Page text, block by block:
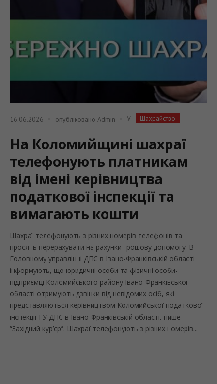
16.06.2026 опубліковано Admin У Шахрайство
На Коломийщині шахраї
телефонують платникам
від імені керівництва
податкової інспекції та
вимагають кошти
Шахраї телефонують з різних номерів телефонів та
просять перерахувати на рахунки грошову допомогу. В
Головному управлінні ДПС в Івано-Франківській області
інформують, що юридичні особи та фізичні особи-
підприємці Коломийського району Івано-Франківської
області отримують дзвінки від невідомих осіб, які
представляються керівництвом Коломийської податкової
інспекції ГУ ДПС в Івано-Франківській області, пише
“Західний кур’єр”. Шахраї телефонують з різних номерів...